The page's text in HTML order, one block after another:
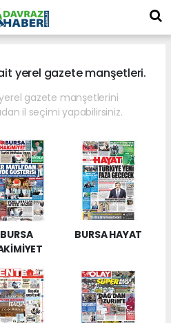
yerel gazete manşetleri.
gazete manşetlerini
il seçimi yapabilirsiniz.
BURSA
BURSA HAYAT